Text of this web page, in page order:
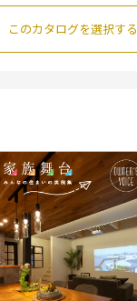
このカタログを選択する